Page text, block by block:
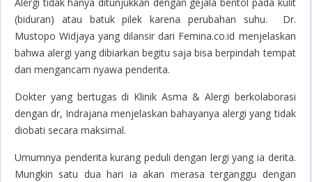
Alergi tidak hanya ditunjukkan dengan gejala bentol pada kulit
(biduran) atau batuk pilek karena perubahan suhu. Dr.
Mustopo Widjaya yang dilansir dari Femina.co.id menjelaskan
bahwa alergi yang dibiarkan begitu saja bisa berpindah tempat
dan mengancam nyawa penderita.
Dokter yang bertugas di Klinik Asma & Alergi berkolaborasi
dengan dr, Indrajana menjelaskan bahayanya alergi yang tidak
diobati secara maksimal.
Umumnya penderita kurang peduli dengan lergi yang ia derita.
Mungkin satu dua hari ia akan merasa terganggu dengan